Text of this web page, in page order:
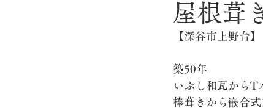
外装リフォーム工事 サイ
鉄板小波張り替え工事 外構
屋根葺
【深谷市上野台】
築50年
いぶし和瓦からT
棒葺きから嵌合式